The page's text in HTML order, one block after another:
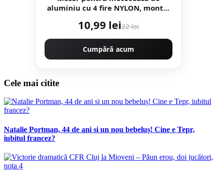
aluminiu cu 4 fire NYLON, montaj
10,99 lei22 lei
Cumpără acum
Cele mai citite
Natalie Portman, 44 de ani si un nou bebeluș! Cine e Tepr,
iubitul francez?